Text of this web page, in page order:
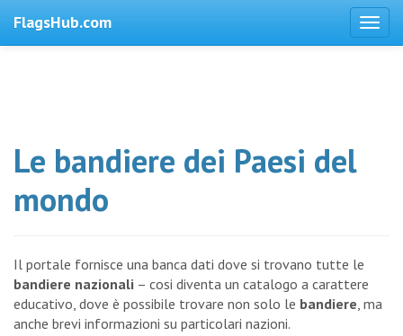
FlagsHub.com
Le bandiere dei Paesi del
mondo
Il portale fornisce una banca dati dove si trovano tutte le
bandiere nazionali – cosi diventa un catalogo a carattere
educativo, dove è possibile trovare non solo le bandiere, ma
anche brevi informazioni su particolari nazioni.